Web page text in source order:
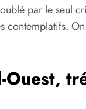
par le seul
contemplatifs.
Ouest,